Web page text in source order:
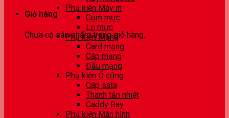
Giỏ hàng
Chưa có sản phẩm trong giỏ hàng.
Phụ kiện Máy in
Cụm mực
Lọ mực
Phụ kiện Mạng
Card mạng
Cáp mạng
Đầu mạng
Phụ kiện Ổ cứng
Cáp sata
Thanh tản nhiệt
Caddy Bay
Phụ kiện Màn hình